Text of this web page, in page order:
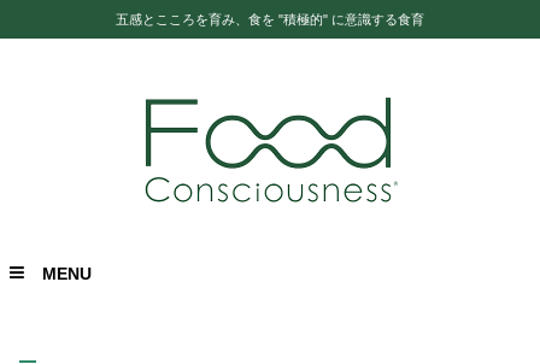
五感とこころを育み、食を "積極的" に意識する食育
MENU